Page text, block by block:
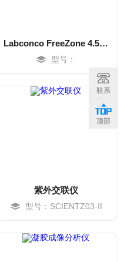
Labconco FreeZone 4.5L 台式冻干机
型号：
紫外交联仪
型号：SCIENTZ03-II
联系
顶部